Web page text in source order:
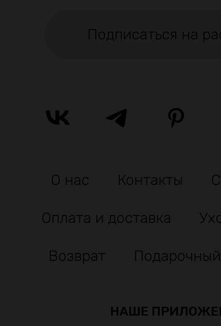
Подписаться на
О нас Контакты
Оплата и доставка
Возврат
НАШЕ